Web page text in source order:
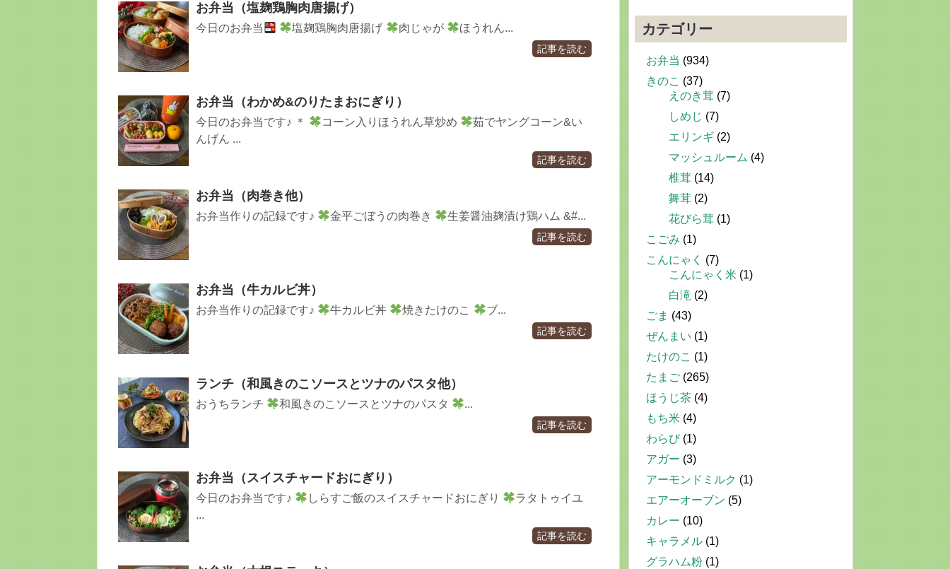
お弁当（塩麹鶏胸肉唐揚げ）
今日のお弁当 塩麹鶏胸肉唐揚げ 肉じゃが ほうれん...
記事を読む
お弁当（わかめ&のりたまおにぎり）
今日のお弁当です♪ ＊ コーン入りほうれん草炒め
茹でヤングコーン&い
んげん ...
記事を読む
お弁当（肉巻き他）
お弁当作りの記録です♪ 金平ごぼうの肉巻き 生姜醤油麹漬け鶏ハム &#...
記事を読む
お弁当（牛カルビ丼）
お弁当作りの記録です♪ 牛カルビ丼 焼きたけのこ ブ...
記事を読む
ランチ（和風きのこソースとツナのパスタ他）
おうちランチ 和風きのこソースとツナのパスタ ...
記事を読む
お弁当（スイスチャードおにぎり）
今日のお弁当です♪ しらすご飯のスイスチャードおにぎり
ラタトゥイユ
...
記事を読む
カテゴリー
お弁当 (934)
きのこ (37)
えのき茸 (7)
しめじ (7)
エリンギ (2)
マッシュルーム (4)
椎茸 (14)
舞茸 (2)
花びら茸 (1)
こごみ (1)
こんにゃく
(7)
こんにゃく米 (1)
白滝 (2)
ごま (43)
ぜんまい (1)
たけのこ (1)
たまご (265)
ほうじ茶 (4)
もち米 (4)
わらび(1)
アガー (3)
アーモンドミルク (1)
エアーオーブン (5)
カレー (10)
キャラメル (1)
グラハム粉 (1)